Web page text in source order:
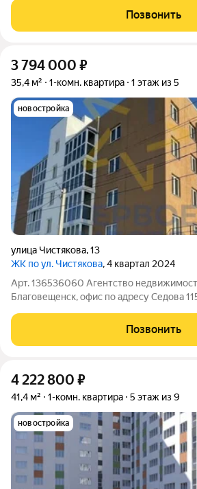
Позвонить
3 794 000 ₽
35,4 м² 1-комн. квартира 1 этаж из 5
новостройка
улица Чистякова,13
ЖК по ул. Чистякова, 4 квартал 2024
Арт. 136536060 Агентство
Благовещенск, офис по адресу Седова
кв м, получистовая отделка. Квартира
ипотеке 6 %. Наше агентство
Позвонить
4 222 800 ₽
41,4 м² 1-комн. квартира 5 этаж из 9
новостройка